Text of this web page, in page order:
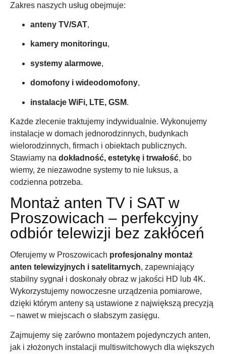
Zakres naszych usług obejmuje:
anteny TV/SAT,
kamery monitoringu,
systemy alarmowe,
domofony i wideodomofony,
instalacje WiFi, LTE, GSM.
Każde zlecenie traktujemy indywidualnie. Wykonujemy
instalacje w domach jednorodzinnych, budynkach
wielorodzinnych, firmach i obiektach publicznych.
Stawiamy na dokładność, estetykę i trwałość, bo
wiemy, że niezawodne systemy to nie luksus, a
codzienna potrzeba.
Montaż anten TV i SAT w
Proszowicach – perfekcyjny
odbiór telewizji bez zakłóceń
Oferujemy w Proszowicach profesjonalny montaż
anten telewizyjnych i satelitarnych, zapewniający
stabilny sygnał i doskonały obraz w jakości HD lub 4K.
Wykorzystujemy nowoczesne urządzenia pomiarowe,
dzięki którym anteny są ustawione z największą precyzją
– nawet w miejscach o słabszym zasięgu.
Zajmujemy się zarówno montażem pojedynczych anten,
jak i złożonych instalacji multiswitchowych dla większych